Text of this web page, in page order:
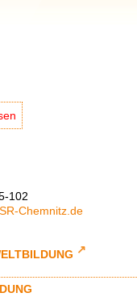
102
Chemnitz.de